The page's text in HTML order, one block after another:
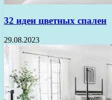
32 идеи цветных спален
29.08.2023